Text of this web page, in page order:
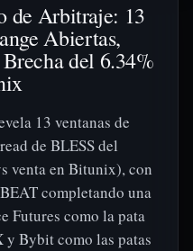
de Arbitraje: 13
Abiertas,
del 6.34%
13 ventanas de
de BLESS del
venta en Bitunix), con
completando una
Futures como la pata
Bybit como las patas